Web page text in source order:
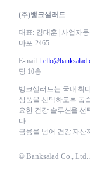
(주)뱅크샐러드
대표: 김태훈 | 사업자
마포-2465
E-mail:
딩 10층
뱅크샐러드는 국내 최
상품을 선택하도록 돕
요한 건강 솔루션을 선
다.
금융을 넘어 건강 자산
© Banksalad Co., Ltd.